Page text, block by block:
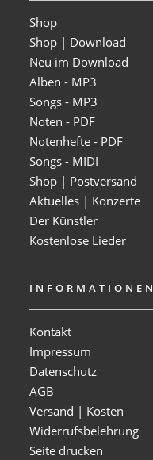
Shop
Shop | Download
Neu im Download
Alben - MP3
Songs - MP3
Noten - PDF
Notenhefte - PDF
Songs - MIDI
Shop | Postversand
Aktuelles | Konzerte
Der Künstler
Kostenlose Lieder
INFORMATIONEN
Kontakt
Impressum
Datenschutz
AGB
Versand | Kosten
Widerrufsbelehrung
Seite drucken